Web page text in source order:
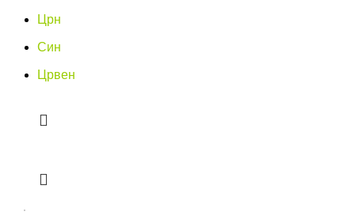
Црн
Син
Црвен